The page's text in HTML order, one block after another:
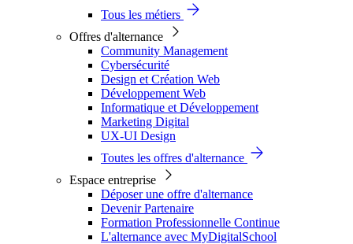
Tous les métiers
Offres d'alternance
Community Management
Cybersécurité
Design et Création Web
Développement Web
Informatique et Développement
Marketing Digital
UX-UI Design
Toutes les offres d'alternance
Espace entreprise
Déposer une offre d'alternance
Devenir Partenaire
Formation Professionnelle Continue
L'alternance avec MyDigitalSchool